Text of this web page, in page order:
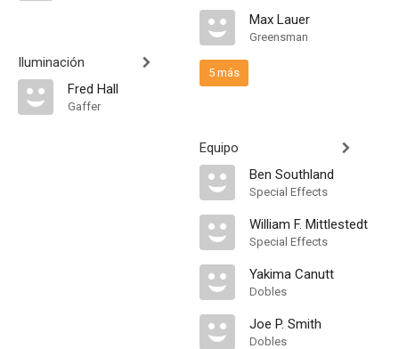
Iluminación
Fred Hall
Gaffer
Max Lauer
Greensman
5 más
Equipo
Ben Southland
Special Effects
William F. Mittlestedt
Special Effects
Yakima Canutt
Dobles
Joe P. Smith
Dobles